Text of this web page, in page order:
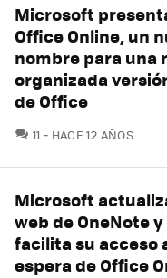
Microsoft
Office Online, un
nombre para una
organizada
de Office
11 COMENTARIOS
HACE 12 AÑOS
Microsoft
web de OneNote y
facilita su acceso
espera de Office